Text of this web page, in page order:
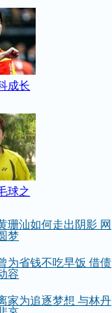
成长
球之
珊汕如何走出阴影 网
梦
为省钱不吃早饭 借债
容
家为追逐梦想 与林丹